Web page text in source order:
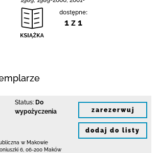
dostępne:
1 z 1
Status: Do
wypożyczenia
w Makowie
6 06-200 Maków
zarezerwuj
dodaj do listy